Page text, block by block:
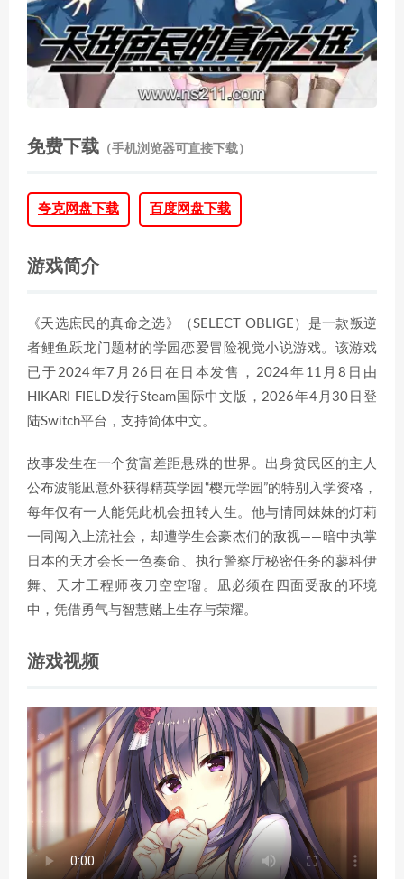
免费下载 （手机浏览器可直接下载）
夸克网盘下载 百度网盘下载
游戏简介
《天选庶民的真命之选》（SELECT OBLIGE）是一款叛逆
者鲤鱼跃龙门题材的学园恋爱冒险视觉小说游戏。该游戏
已于2024年7月26日在日本发售，2024年11月8日由
HIKARI FIELD发行Steam国际中文版，2026年4月30日登
陆Switch平台，支持简体中文。
故事发生在一个贫富差距悬殊的世界。出身贫民区的主人
公布波能凪意外获得精英学园“樱元学园”的特别入学资格，
每年仅有一人能凭此机会扭转人生。他与情同妹妹的灯莉
一同闯入上流社会，却遭学生会豪杰们的敌视——暗中执掌
日本的天才会长一色奏命、执行警察厅秘密任务的蓼科伊
舞、天才工程师夜刀空空瑠。凪必须在四面受敌的环境
中，凭借勇气与智慧赌上生存与荣耀。
游戏视频